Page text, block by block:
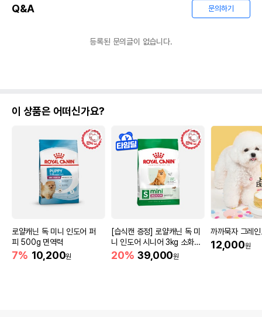
Q&A 문의하기
등록된 문의글이 없습니다.
이 상품은 어떠신가요?
로얄캐닌 독 미니 인도어 퍼
피 500g 면역력
7% 10,200원
[습식캔 증정] 로얄캐닌 독 미
니 인도어 시니어 3kg 소화도
움
20% 39,000원
까까묵자 그레
12,000원